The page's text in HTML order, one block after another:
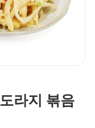
라지 볶음